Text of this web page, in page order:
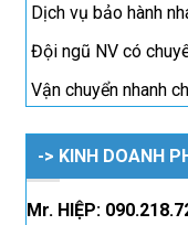
Dịch vụ bảo hành
Đội ngũ NV có
Vận chuyển nhanh
-> KINH DOANH
Mr. HIỆP: